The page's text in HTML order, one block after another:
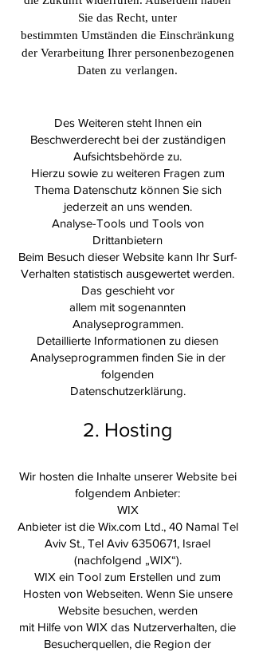
Sie das Recht, unter
bestimmten Umständen die Einschränkung
der Verarbeitung Ihrer personenbezogenen
Daten zu verlangen.
Des Weiteren steht Ihnen ein
Beschwerderecht bei der zuständigen
Aufsichtsbehörde zu.
Hierzu sowie zu weiteren Fragen zum
Thema Datenschutz können Sie sich
jederzeit an uns wenden.
Analyse-Tools und Tools von
Drittanbietern
Beim Besuch dieser Website kann Ihr Surf-
Verhalten statistisch ausgewertet werden.
Das geschieht vor
allem mit sogenannten
Analyseprogrammen.
Detaillierte Informationen zu diesen
Analyseprogrammen finden Sie in der
folgenden
Datenschutzerklärung.
2. Hosting
Wir hosten die Inhalte unserer Website bei
folgendem Anbieter:
WIX
Anbieter ist die Wix.com Ltd., 40 Namal Tel
Aviv St., Tel Aviv 6350671, Israel
(nachfolgend „WIX“).
WIX ein Tool zum Erstellen und zum
Hosten von Webseiten. Wenn Sie unsere
Website besuchen, werden
mit Hilfe von WIX das Nutzerverhalten, die
Besucherquellen, die Region der